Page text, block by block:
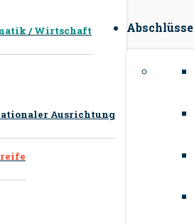
/ Wirtschaft
Ausrichtung
Abschlüsse